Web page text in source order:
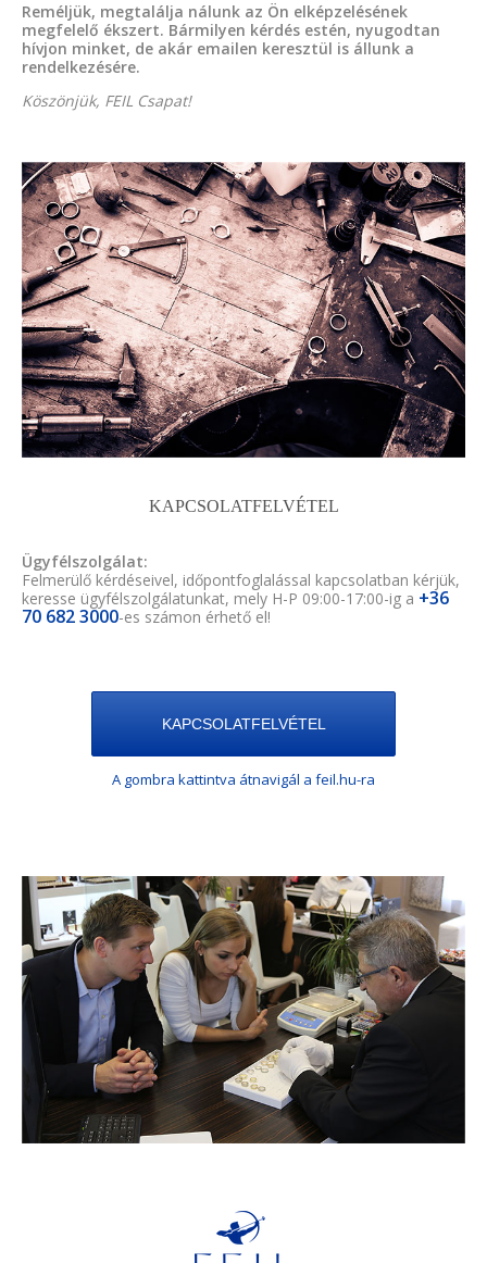
Reméljük, megtalálja nálunk az Ön elképzelésének
megfelelő ékszert. Bármilyen kérdés estén, nyugodtan
hívjon minket, de akár emailen keresztül is állunk a
rendelkezésére.
Köszönjük, FEIL Csapat!
KAPCSOLATFELVÉTEL
Ügyfélszolgálat:
Felmerülő kérdéseivel, időpontfoglalással kapcsolatban kérjük,
keresse ügyfélszolgálatunkat, mely H-P 09:00-17:00-ig a +36
70 682 3000-es számon érhető el!
KAPCSOLATFELVÉTEL
A gombra kattintva átnavigál a feil.hu-ra